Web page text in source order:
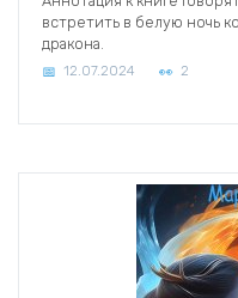
встретить в белую ночь
дракона.
12.07.2024 2